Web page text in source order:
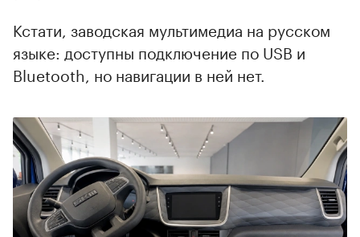
Кстати, заводская мультимедиа на русском
языке: доступны подключение по USB и
Bluetooth, но навигации в ней нет.